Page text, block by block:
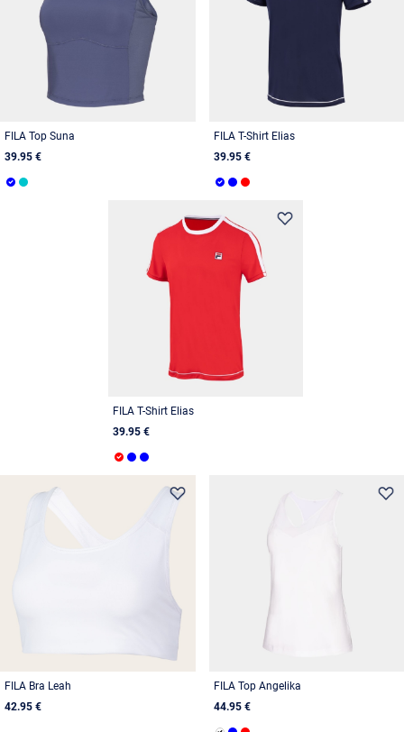
FILA Top Suna
39.95 €
FILA T-Shirt Elias
39.95 €
FILA T-Shirt Elias
39.95 €
FILA Bra Leah
42.95 €
FILA Top Angelika
44.95 €